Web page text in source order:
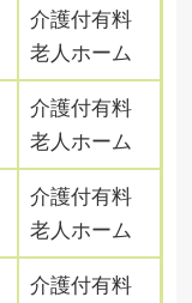
介護付有料
老人ホーム
介護付有料
老人ホーム
介護付有料
老人ホーム
介護付有料